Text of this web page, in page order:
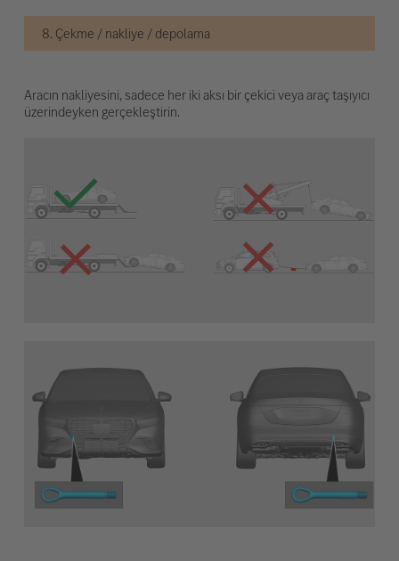
8. Çekme / nakliye / depolama
Aracın nakliyesini, sadece her iki aksı bir çekici veya araç taşıyıcı
üzerindeyken gerçekleştirin.